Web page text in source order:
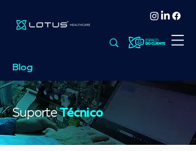
Blog
Suporte Técnico